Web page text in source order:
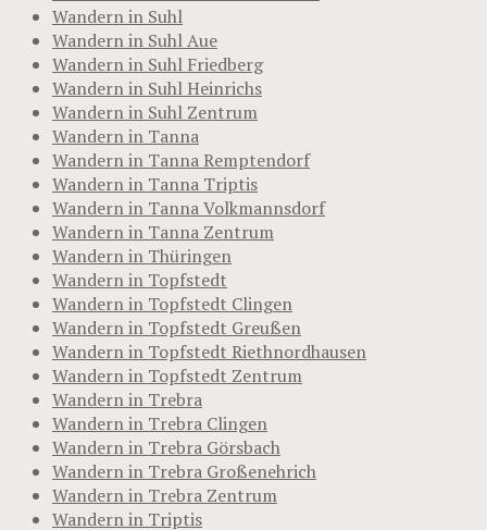
Wandern in Suhl
Wandern in Suhl Aue
Wandern in Suhl Friedberg
Wandern in Suhl Heinrichs
Wandern in Suhl Zentrum
Wandern in Tanna
Wandern in Tanna Remptendorf
Wandern in Tanna Triptis
Wandern in Tanna Volkmannsdorf
Wandern in Tanna Zentrum
Wandern in Thüringen
Wandern in Topfstedt
Wandern in Topfstedt Clingen
Wandern in Topfstedt Greußen
Wandern in Topfstedt Riethnordhausen
Wandern in Topfstedt Zentrum
Wandern in Trebra
Wandern in Trebra Clingen
Wandern in Trebra Görsbach
Wandern in Trebra Großenehrich
Wandern in Trebra Zentrum
Wandern in Triptis